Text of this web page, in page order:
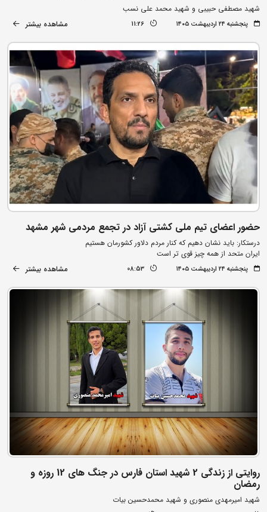
شهید مصطفی حبیبی و شهید محمد علی نسب
پنجشنبه ۲۴ اردیبهشت ۱۴۰۵ 11:26 مشاهده بیشتر
حضور اعضای تیم ملی کشتی آزاد در تجمع مردمی شهر مشهد
درستکار: باید نشان دهیم که کنار مردم دلاور کشورمان هستیم
ایران متحد از همه چیز قوی تر است
پنجشنبه ۲۴ اردیبهشت ۱۴۰۵ 08:53 مشاهده بیشتر
روایتی از زندگی 2 شهید استان فارس در جنگ های 12 روزه و
رمضان
شهید امیرمهدی منصوری و شهید محمدحسین بیات